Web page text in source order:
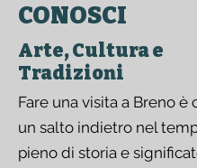
CONOSCI
Arte, Cultura e
Tradizioni
Fare una visita a Breno è
un salto indietro nel
pieno di storia e